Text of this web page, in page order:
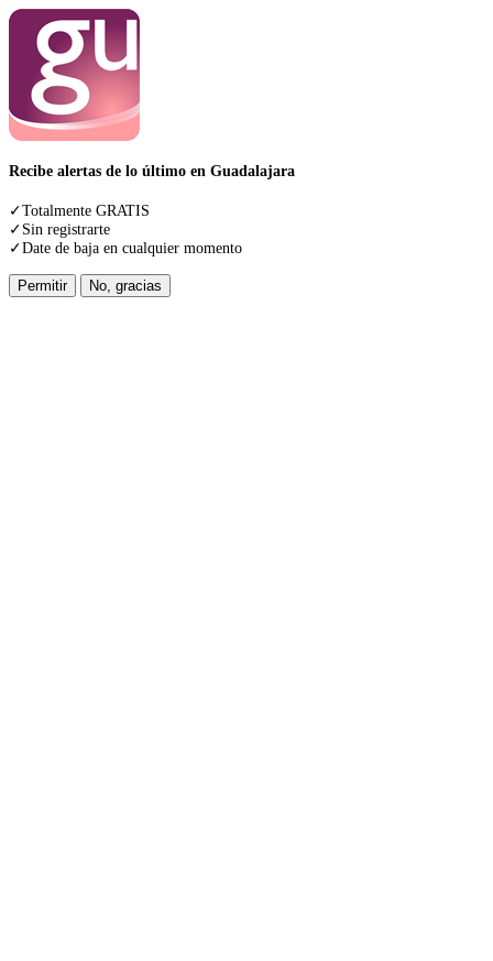
Recibe alertas de lo último en Guadalajara
✓Totalmente GRATIS
✓Sin registrarte
✓Date de baja en cualquier momento
Permitir No, gracias